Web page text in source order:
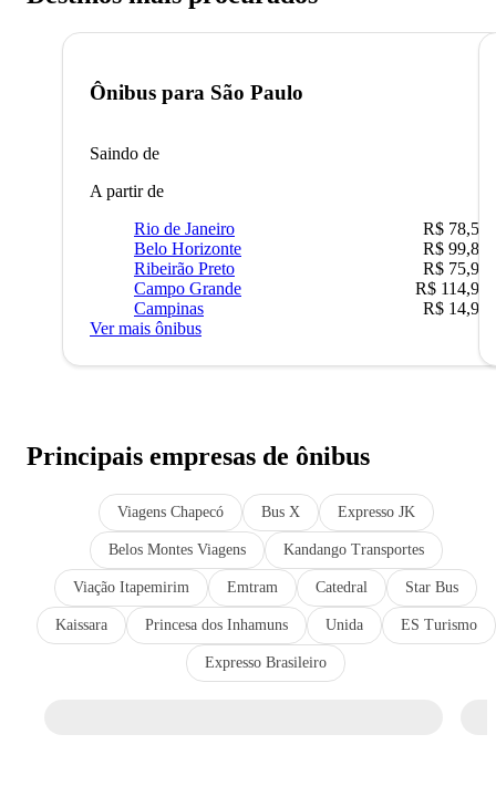
Ônibus para São Paulo
Saindo de
A partir de
Rio de Janeiro
R$ 78,51
Belo Horizonte
R$ 99,89
Ribeirão Preto
R$ 75,90
Campo Grande
R$ 114,90
Campinas
R$ 14,90
Ver mais ônibus
Principais empresas de ônibus
Viagens Chapecó Bus X Expresso JK
Belos Montes Viagens Kandango Transportes
Viação Itapemirim Emtram Catedral Star Bus
Kaissara Princesa dos Inhamuns Unida ES Turismo
Expresso Brasileiro